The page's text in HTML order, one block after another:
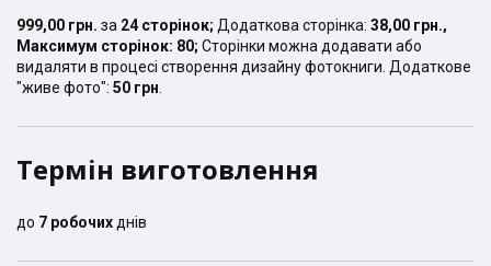
999,00 грн. за 24 сторінок; Додаткова сторінка: 38,00 грн.,
Максимум сторінок: 80; Сторінки можна додавати або
видаляти в процесі створення дизайну фотокниги. Додаткове
"живе фото": 50 грн
Термін виготовлення
до 7 робочих днів